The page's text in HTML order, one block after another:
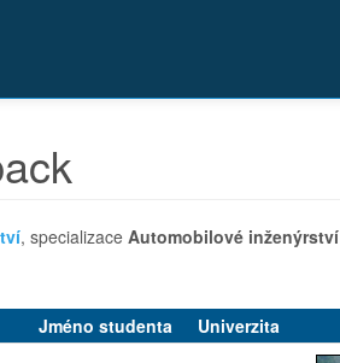
, specializace Automobilové inženýrství
Jméno studenta Univerzita